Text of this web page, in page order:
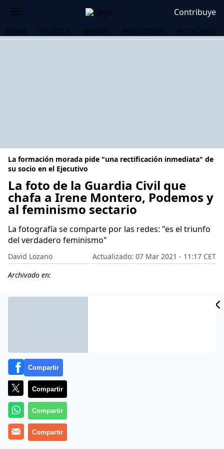
Contribuye
HOME POLÍTICA MUNDO PERIODISMO ECONOMÍA
La formación morada pide "una rectificación inmediata" de
su socio en el Ejecutivo
La foto de la Guardia Civil que
chafa a Irene Montero, Podemos y
al feminismo sectario
La fotografía se comparte por las redes: "es el triunfo
del verdadero feminismo"
David Lozano
Actualizado: 07 Mar 2021 - 11:17 CET
Archivado en:
Más información
Compartir
Compartir
Compartir
Compartir